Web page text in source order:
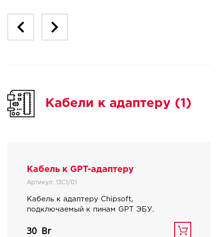
Кабели к адаптеру (1)
Кабель к GPT-адаптеру
Артикул: 13C1/01
Кабель к адаптеру Сhipsoft,
подключаемый к пинам GPT ЭБУ.
30